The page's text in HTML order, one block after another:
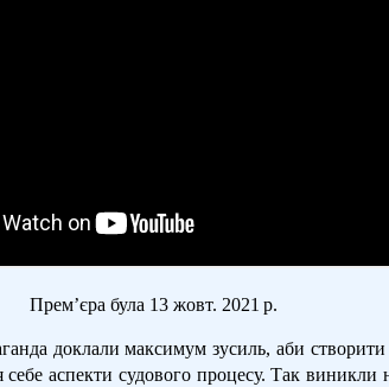
Прем’єра була 13 жовт. 2021 р.
доклали максимум зусиль, аби
аспекти судового процесу. Так виникли